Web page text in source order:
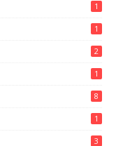
1
1
2
1
8
1
3